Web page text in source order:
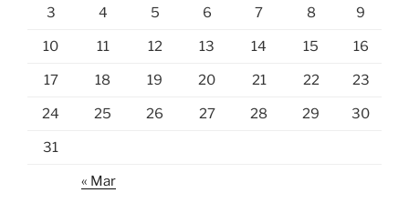
3 4 5 6 7 8 9
10 11 12 13 14 15 16
17 18 19 20 21 22 23
24 25 26 27 28 29 30
31
« Mar